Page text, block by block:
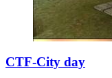
CTF-City day